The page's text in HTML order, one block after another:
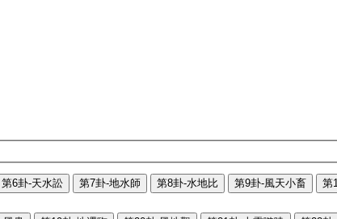
第6卦-天水訟 第7卦-地水師 第8卦-水地比 第9卦-風天小畜 第